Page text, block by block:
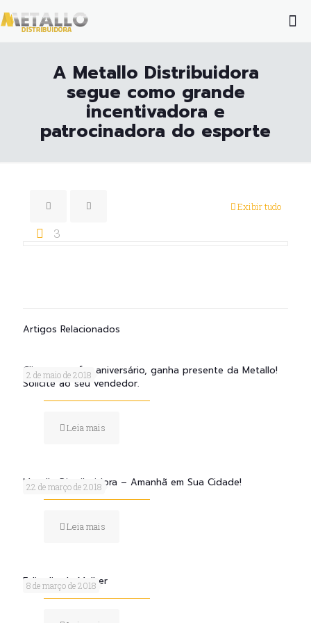
A Metallo Distribuidora
segue como grande
incentivadora e
patrocinadora do esporte
Exibir tudo
3
Artigos Relacionados
2 de maio de 2018
Cliente que faz aniversário, ganha presente da Metallo!
Solicite ao seu vendedor.
Leia mais
22 de março de 2018
Metallo Distribuidora – Amanhã em Sua Cidade!
Leia mais
8 de março de 2018
Feliz dia da Mulher